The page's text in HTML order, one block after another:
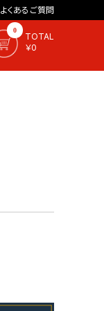
よくあるご質問
0
TOTAL
￥0